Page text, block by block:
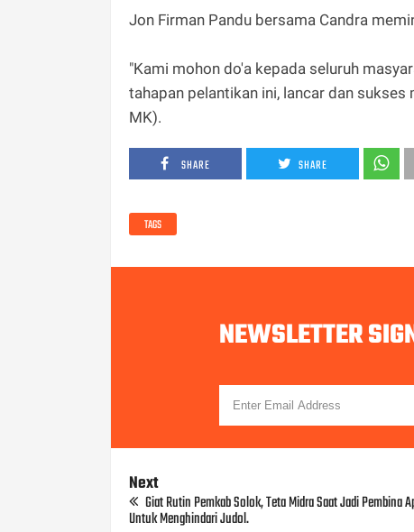
Jon Firman Pandu bersama Candra
"Kami mohon do'a kepada seluruh
tahapan pelantikan ini, lancar dan
MK).
SHARE SHARE
TAGS
NEWSLETTER
Next
Giat Rutin Pemkab Solok, Teta Midra Saat Jadi Pembina
Untuk Menghindari Judol.